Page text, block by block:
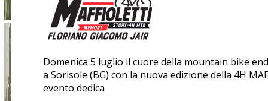
Domenica 5 luglio il cuore della mountain bike
a Sorisole (BG) con la nuova edizione della 4H
evento dedica